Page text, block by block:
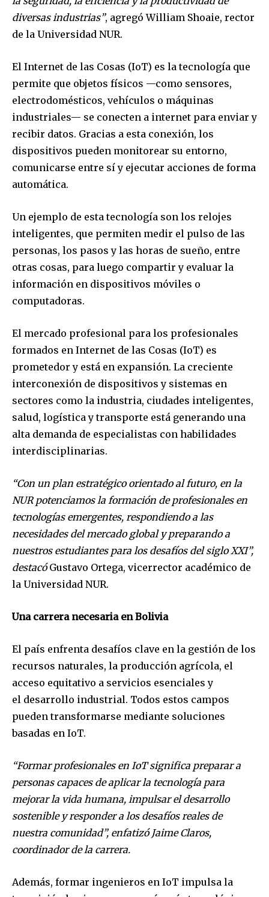
Join our community of
SUBSCRIBERS and be part of the
conversation.
To subscribe, simply enter your email address on our website
or click the subscribe button below. Don't worry, we respect
safe with us.
diversas industrias”, agregó William Shoaie, rector
de la Universidad NUR.
El Internet de las Cosas (IoT) es la tecnología que
permite que objetos físicos —como sensores,
electrodomésticos, vehículos o máquinas
industriales— se conecten a internet para enviar y
recibir datos. Gracias a esta conexión, los
dispositivos pueden monitorear su entorno,
comunicarse entre sí y ejecutar acciones de forma
automática.
Un ejemplo de esta tecnología son los relojes
inteligentes, que permiten medir el pulso de las
personas, los pasos y las horas de sueño, entre
otras cosas, para luego compartir y evaluar la
información en dispositivos móviles o
computadoras.
El mercado profesional para los profesionales
formados en Internet de las Cosas (IoT) es
prometedor y está en expansión. La creciente
interconexión de dispositivos y sistemas en
sectores como la industria, ciudades inteligentes,
salud, logística y transporte está generando una
alta demanda de especialistas con habilidades
interdisciplinarias.
“Con un plan estratégico orientado al futuro, en la
NUR potenciamos la formación de profesionales en
tecnologías emergentes, respondiendo a las
necesidades del mercado global y preparando a
nuestros estudiantes para los desafíos del siglo XXI”,
destacóGustavo Ortega, vicerrector académico de
la Universidad NUR.
Una carrera necesaria en Bolivia
El país enfrenta desafíos clave en la gestión de los
recursos naturales, la producción agrícola, el
acceso equitativo a servicios esenciales y
el desarrollo industrial. Todos estos campos
pueden transformarse mediante soluciones
basadas en IoT.
“Formar profesionales en IoTsignifica preparar a
personas capaces de aplicar la tecnología para
mejorar la vida humana, impulsar el desarrollo
sostenible y responder a los desafíos reales de
nuestra comunidad”, enfatizó Jaime Claros,
coordinador de la carrera.
Además, formar ingenieros en IoT impulsa la